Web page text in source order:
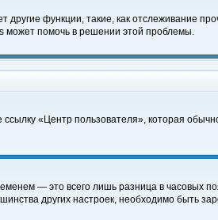
функции, такие, как отслеживание
может помочь в решении этой проблемы.
«Центр пользователя», которая
— это всего лишь разница в часовых
других настроек, необходимо быть